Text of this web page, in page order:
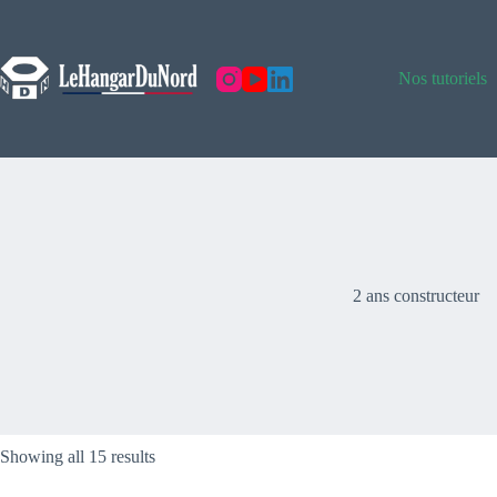
Nos tutoriels
2 ans constructeur
Showing all 15 results